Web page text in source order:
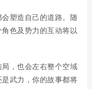
塑造自己的道路。随
色及势力的互动将以
，也会左右整个空域
武力，你的故事都将